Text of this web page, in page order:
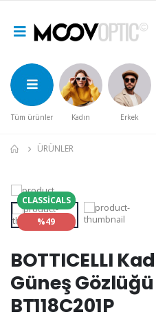
Tüm ürünler Kadın Erkek
ÜRÜNLER
CLASSICALS
%49
BOTTICELLI
Güneş Gözlüğü
BT118C201P